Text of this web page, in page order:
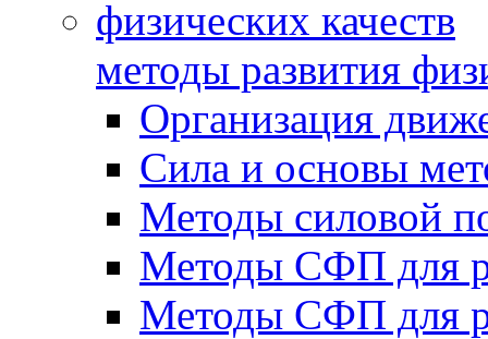
методы развития
Организация
Сила и основы
Методы силовой
Методы СФП для
Методы СФП для